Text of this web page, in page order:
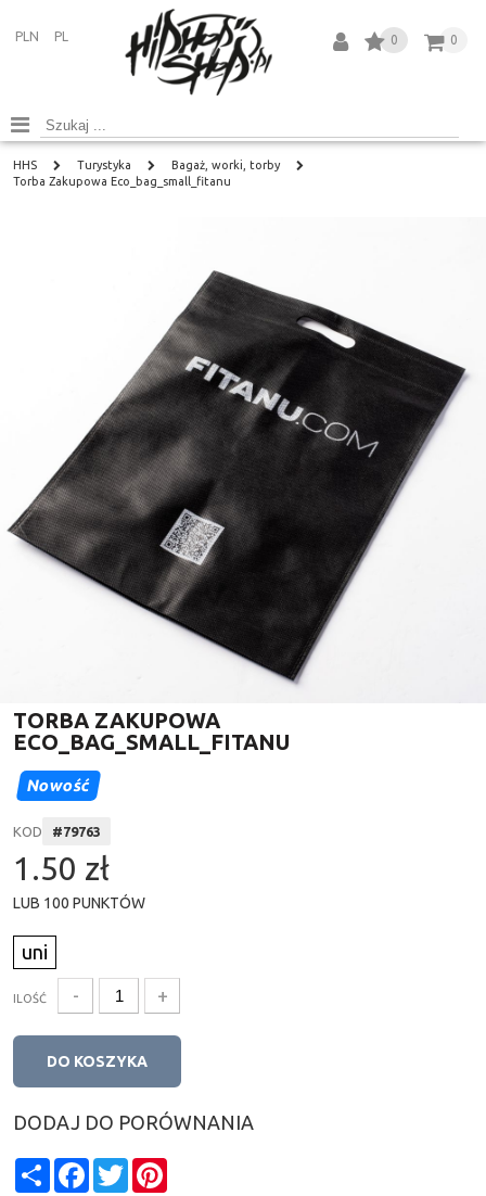
PLN PL 0
0
HHS Turystyka
Bagaż, worki, torby
Torba Zakupowa Eco_bag_small_fitanu
TORBA ZAKUPOWA
ECO_BAG_SMALL_FITANU
Nowość
KOD #79763
1.50 zł
LUB 100 PUNKTÓW
uni
ILOŚĆ - +
DO KOSZYKA
DODAJ DO PORÓWNANIA
ShareFacebook
Twitter